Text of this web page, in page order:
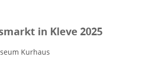
in Kleve 2025
Kurhaus